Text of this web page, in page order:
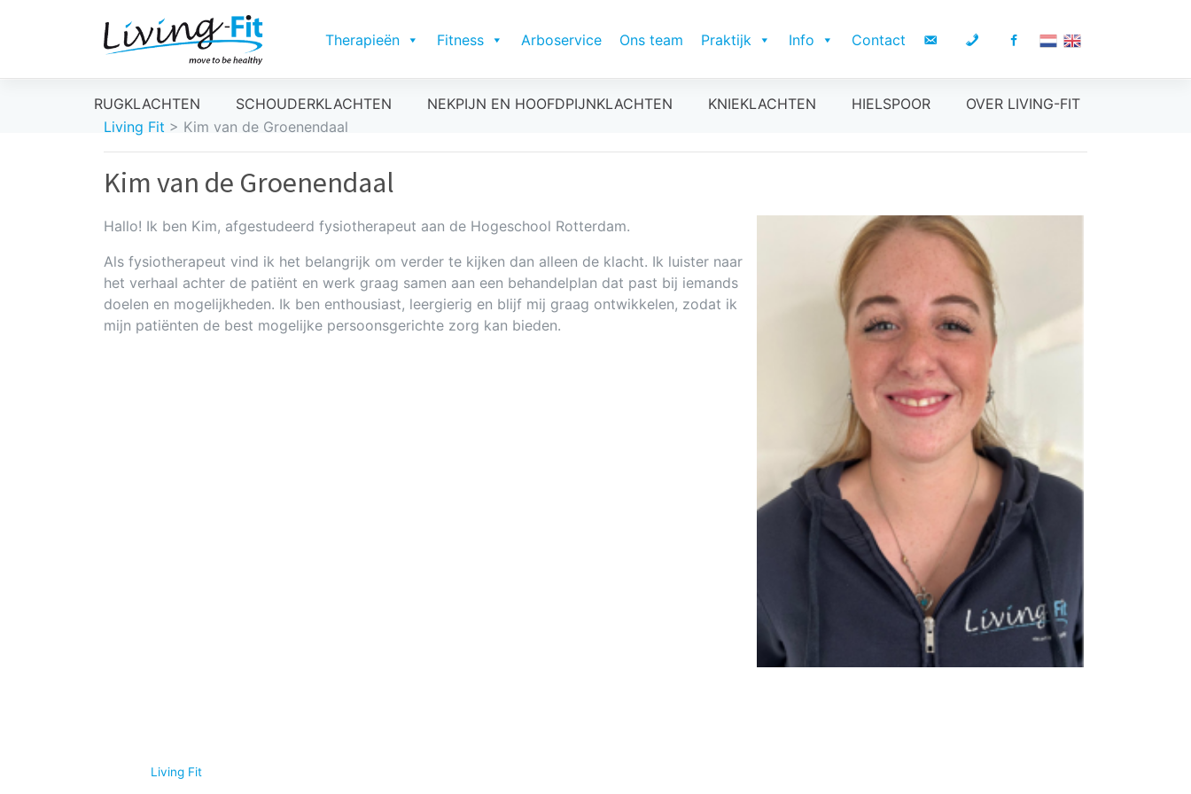
Therapieën Fitness Arboservice Ons team Praktijk Info Contact
RUGKLACHTEN SCHOUDERKLACHTEN NEKPIJN EN HOOFDPIJNKLACHTEN KNIEKLACHTEN HIELSPOOR
OVER LIVING-FIT
Living Fit > Kim van de Groenendaal
Kim van de Groenendaal
Hallo! Ik ben Kim, afgestudeerd fysiotherapeut aan de Hogeschool Rotterdam.
Als fysiotherapeut vind ik het belangrijk om verder te kijken dan alleen de klacht. Ik luister naar
het verhaal achter de patiënt en werk graag samen aan een behandelplan dat past bij iemands
doelen en mogelijkheden. Ik ben enthousiast, leergierig en blijf mij graag ontwikkelen, zodat ik
mijn patiënten de best mogelijke persoonsgerichte zorg kan bieden.
Living Fit